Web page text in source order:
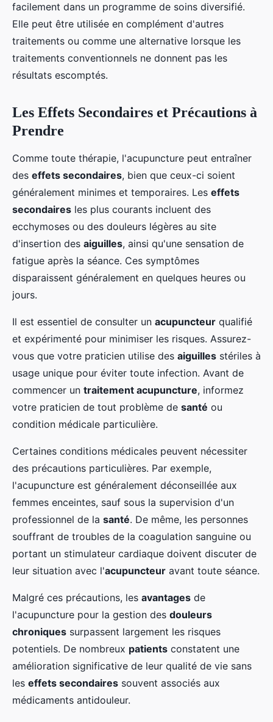
facilement dans un programme de soins diversifié.
Elle peut être utilisée en complément d'autres
traitements ou comme une alternative lorsque les
traitements conventionnels ne donnent pas les
résultats escomptés.
Les Effets Secondaires et Précautions à
Prendre
Comme toute thérapie, l'acupuncture peut entraîner
des effets secondaires, bien que ceux-ci soient
généralement minimes et temporaires. Les effets
secondaires les plus courants incluent des
ecchymoses ou des douleurs légères au site
d'insertion des aiguilles, ainsi qu'une sensation de
fatigue après la séance. Ces symptômes
disparaissent généralement en quelques heures ou
jours.
Il est essentiel de consulter un acupuncteur qualifié
et expérimenté pour minimiser les risques. Assurez-
vous que votre praticien utilise des aiguilles stériles à
usage unique pour éviter toute infection. Avant de
commencer un traitement acupuncture, informez
votre praticien de tout problème de santé ou
condition médicale particulière.
Certaines conditions médicales peuvent nécessiter
des précautions particulières. Par exemple,
l'acupuncture est généralement déconseillée aux
femmes enceintes, sauf sous la supervision d'un
professionnel de la santé. De même, les personnes
souffrant de troubles de la coagulation sanguine ou
portant un stimulateur cardiaque doivent discuter de
leur situation avec l'acupuncteur avant toute séance.
Malgré ces précautions, les avantages de
l'acupuncture pour la gestion des douleurs
chroniques surpassent largement les risques
potentiels. De nombreux patients constatent une
amélioration significative de leur qualité de vie sans
les effets secondaires souvent associés aux
médicaments antidouleur.